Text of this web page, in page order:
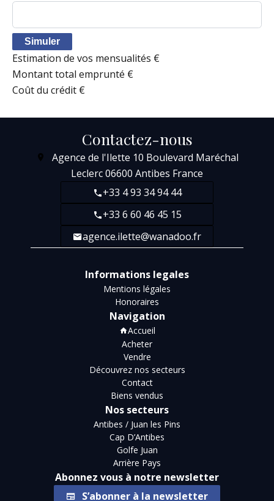
Simuler
Estimation de vos mensualités €
Montant total emprunté €
Coût du crédit €
Contactez-nous
Agence de l'Ilette 10 Boulevard Maréchal
Leclerc06600 Antibes France
+33 4 93 34 94 44
+33 6 60 46 45 15
agence.ilette@wanadoo.fr
Informations legales
Mentions légales
Honoraires
Navigation
Accueil
Acheter
Vendre
Découvrez nos secteurs
Contact
Biens vendus
Nos secteurs
Antibes / Juan les Pins
Cap D’Antibes
Golfe Juan
Arrière Pays
Abonnez vous à notre newsletter
S’abonner à la newsletter